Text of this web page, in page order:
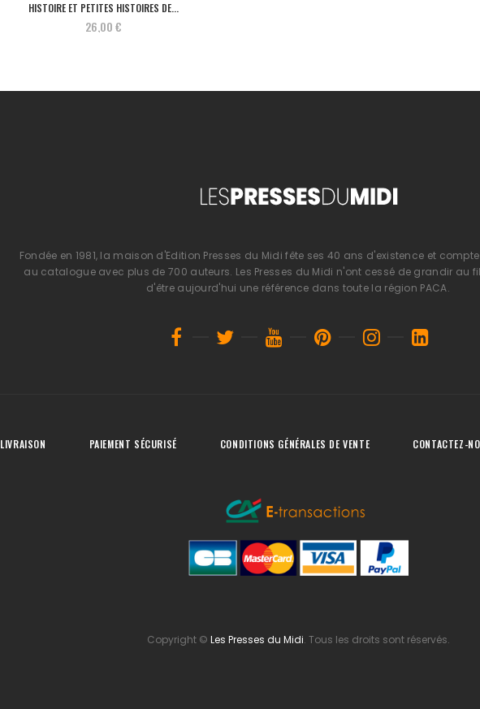
HISTOIRE ET PETITES HISTOIRES DE...
26,00 €
Fondée en 1981, la maison d'Edition Presses du Midi fête ses 40 ans d'existence et
au catalogue avec plus de 700 auteurs. Les Presses du Midi n'ont cessé de grandir au
d'être aujourd'hui une référence dans toute la région PACA.
LIVRAISON PAIEMENT SÉCURISÉ CONDITIONS GÉNÉRALES DE VENTE CONTACTEZ-
Copyright© Les Presses du Midi. Tous les droits sont réservés.